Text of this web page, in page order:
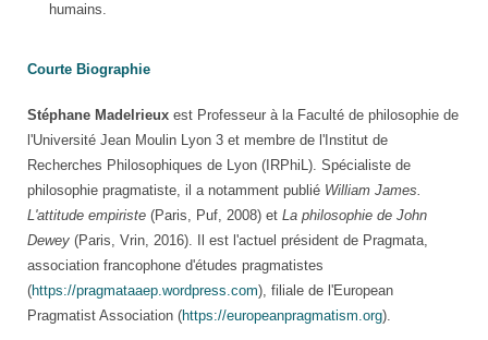
humains.
Courte Biographie
Stéphane Madelrieux est Professeur à la Faculté de philosophie de
l'Université Jean Moulin Lyon 3 et membre de l'Institut de
Recherches Philosophiques de Lyon (IRPhiL). Spécialiste de
philosophie pragmatiste, il a notamment publié William James.
L'attitude empiriste (Paris, Puf, 2008) et La philosophie de John
Dewey (Paris, Vrin, 2016). Il est l'actuel président de Pragmata,
association francophone d'études pragmatistes
(https://pragmataaep.wordpress.com), filiale de l'European
Pragmatist Association (https://europeanpragmatism.org).